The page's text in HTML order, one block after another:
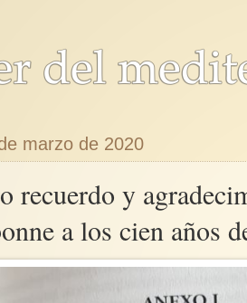
marzo de 2020
recuerdo y
a los cien años